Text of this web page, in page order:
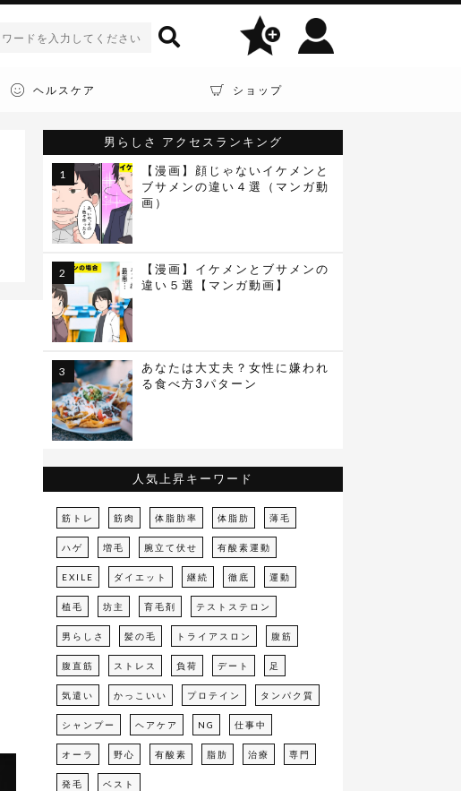
ヘルスケア ショップ
男らしさ
アクセスランキング
【漫画】顔じゃないイケメンと
ブサメンの違い４選（マンガ動
画）
【漫画】イケメンとブサメンの
違い５選【マンガ動画】
あなたは大丈夫？女性に嫌われ
る食べ方3パターン
人気上昇キーワード
筋トレ 筋肉 体脂肪率 体脂肪 薄毛
ハゲ 増毛 腕立て伏せ 有酸素運動
EXILE ダイエット 継続 徹底 運動
植毛 坊主 育毛剤 テストステロン
男らしさ 髪の毛 トライアスロン 腹筋
腹直筋 ストレス 負荷 デート 足
気遣い かっこいい プロテイン タンパク質
シャンプー ヘアケア NG 仕事中
オーラ 野心 有酸素 脂肪 治療 専門
発毛 ベスト